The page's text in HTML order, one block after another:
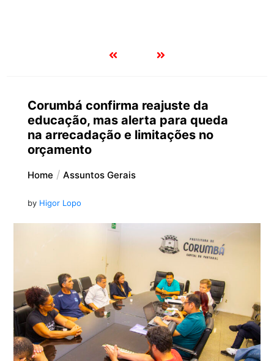
Corumbá confirma reajuste da
educação, mas alerta para queda
na arrecadação e limitações no
orçamento
Home Assuntos Gerais
by Higor Lopo